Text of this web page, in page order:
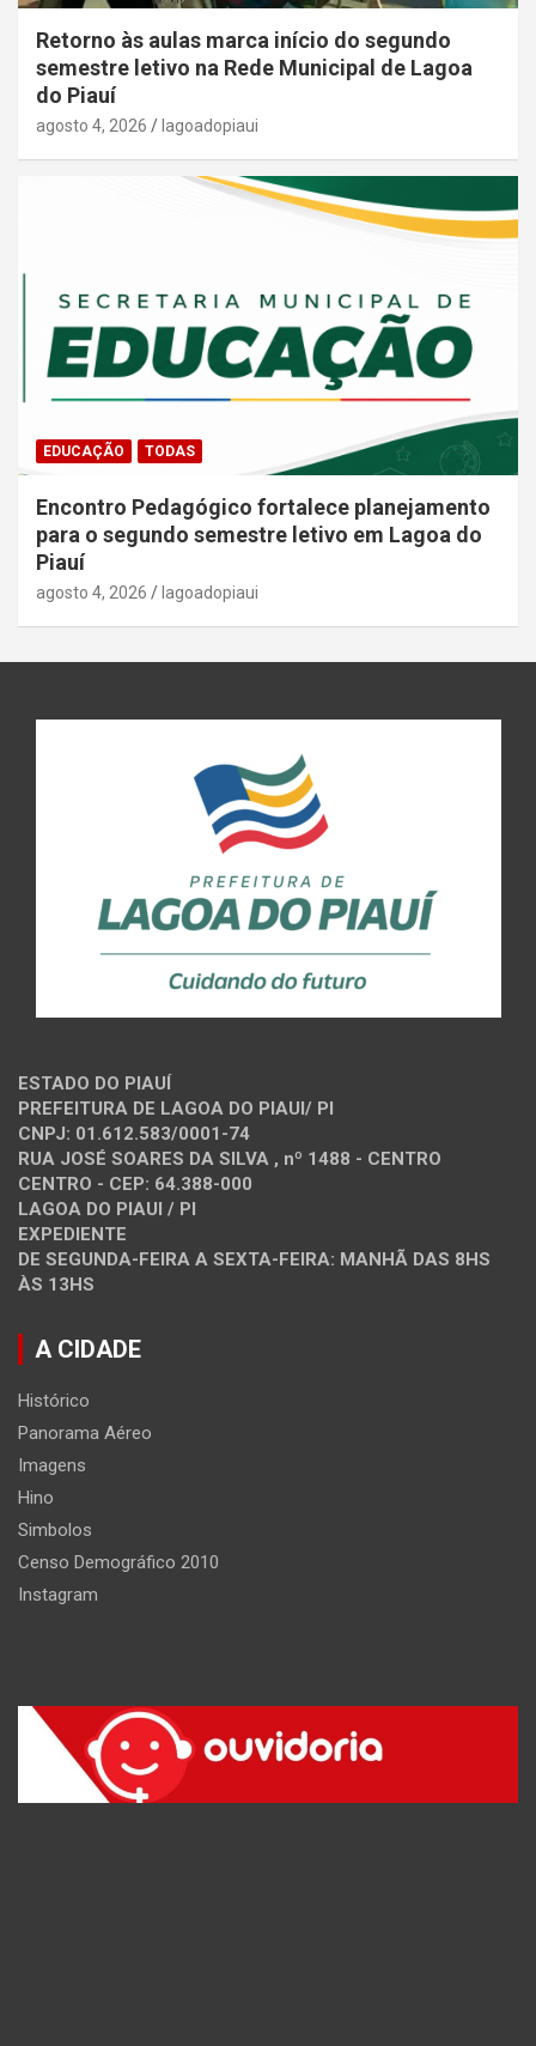
Retorno às aulas marca início do segundo
semestre letivo na Rede Municipal de Lagoa
do Piauí
agosto 4, 2026 lagoadopiaui
EDUCAÇÃO TODAS
Encontro Pedagógico fortalece planejamento
para o segundo semestre letivo em Lagoa do
Piauí
agosto 4, 2026 lagoadopiaui
ESTADO DO PIAUÍ
PREFEITURA DE LAGOA DO PIAUI/ PI
CNPJ: 01.612.583/0001-74
RUA JOSÉ SOARES DA SILVA , nº 1488 - CENTRO
CENTRO - CEP: 64.388-000
LAGOA DO PIAUI / PI
EXPEDIENTE
DE SEGUNDA-FEIRA A SEXTA-FEIRA: MANHÃ DAS 8HS
ÀS 13HS
A CIDADE
Histórico
Panorama Aéreo
Imagens
Hino
Simbolos
Censo Demográfico 2010
Instagram